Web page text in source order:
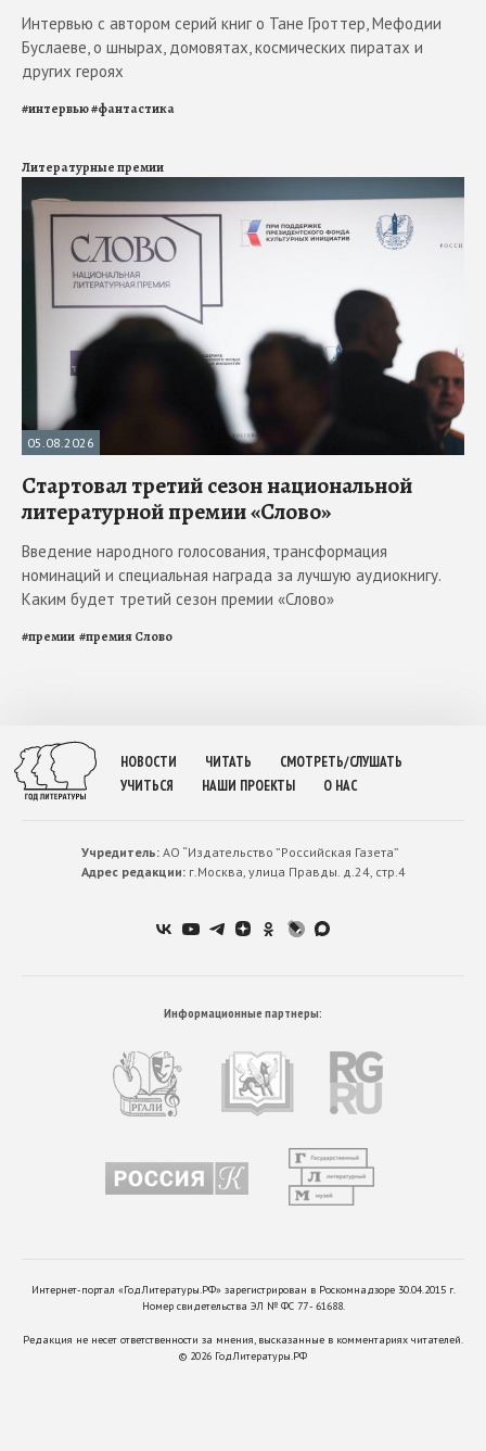
Интервью с автором серий книг о Тане Гроттер, Мефодии
Буслаеве, о шнырах, домовятах, космических пиратах и
других героях
#интервью#фантастика
Литературные премии
05.08.2026
Стартовал третий сезон национальной
литературной премии «Слово»
Введение народного голосования, трансформация
номинаций и специальная награда за лучшую аудиокнигу.
Каким будет третий сезон премии «Слово»
#премии #премия Слово
НОВОСТИ ЧИТАТЬ
СМОТРЕТЬ/СЛУШАТЬ
УЧИТЬСЯ
НАШИ ПРОЕКТЫ О НАС
Учредитель:АО “Издательство ”Российская Газета”
Адрес редакции:г.Москва, улица Правды. д.24, стр.4
Информационные партнеры:
Интернет-портал «ГодЛитературы.РФ» зарегистрирован в Роскомнадзоре 30.04.2015 г.
Номер свидетельства ЭЛ № ФС 77 - 61688.
Редакция не несет ответственности за мнения, высказанные в комментариях читателей.
© 2026 ГодЛитературы.РФ